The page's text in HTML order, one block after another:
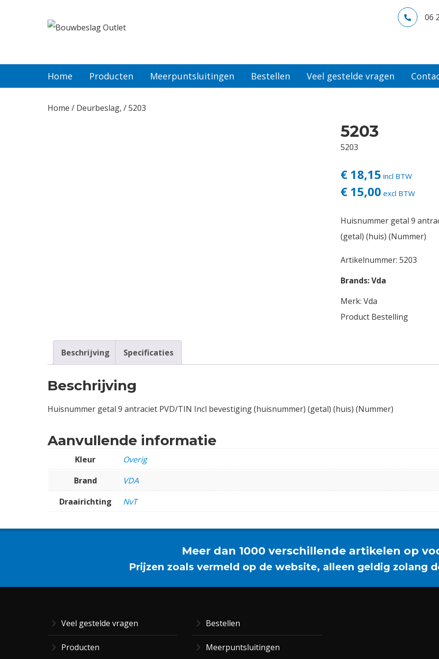
Producten
06
Home Producten Meerpuntsluitingen Bestellen Veel gestelde vragen
Home / Deurbeslag, / 5203
5203
5203
€ 18,15 incl BTW
€ 15,00 excl BTW
Huisnummer getal 9
(getal) (huis) (Nummer)
Artikelnummer: 5203
Brands:Vda
Merk: Vda
Product Bestelling
Beschrijving Specificaties
Beschrijving
Huisnummer getal 9 antraciet PVD/TIN Incl bevestiging (huisnummer) (getal) (huis) (Nummer)
Aanvullende informatie
Kleur
Overig
Brand
VDA
Draairichting
NvT
Meer dan 1000 verschillende artikelen op
Prijzen zoals vermeld op de website, alleen geldig zolang
Veel gestelde vragen
Producten
Bestellen
Meerpuntsluitingen